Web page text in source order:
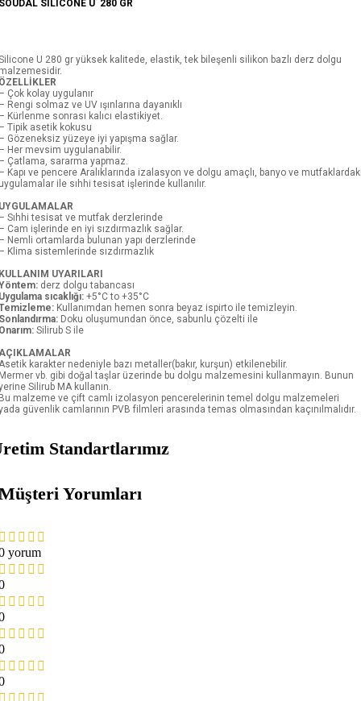
SILICONE U 280 GR
U 280 gr yüksek kalitede, elastik, tek bileşenli silikon bazlı derz dolgu
Çok kolay uygulanır
Rengi solmaz ve UV ışınlarına dayanıklı
Kürlenme sonrası kalıcı elastikiyet.
Tipik asetik kokusu
Gözeneksiz yüzeye iyi yapışma sağlar.
Her mevsim uygulanabilir.
Çatlama, sararma yapmaz.
Kapı ve pencere Aralıklarında izalasyon ve dolgu amaçlı, banyo ve
ile sıhhi tesisat işlerinde kullanılır.
Sıhhi tesisat ve mutfak derzlerinde
Cam işlerinde en iyi sızdırmazlık sağlar.
Nemli ortamlarda bulunan yapı derzlerinde
Klima sistemlerinde sızdırmazlık
UYARILARI
derz dolgu tabancası
sıcaklığı: +5°C to +35°C
Kullanımdan hemen sonra beyaz ispirto ile temizleyin.
Doku oluşumundan önce, sabunlu çözelti ile
Silirub S ile
karakter nedeniyle bazı metaller(bakır, kurşun) etkilenebilir.
vb. gibi doğal taşlar üzerinde bu dolgu malzemesini kullanmayın. Bunun
Silirub MA kullanın.
malzeme ve çift camlı izolasyon pencerelerinin temel dolgu malzemeleri
güvenlik camlarının PVB filmleri arasında temas olmasından kaçınılmalıdır.
Standartlarımız
Yorumları
yorum